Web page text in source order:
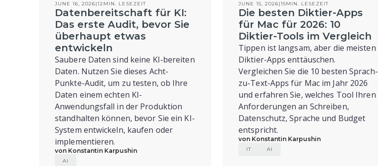
JUNE 16, 2026|12 MIN. LESEZEIT
Datenbereitschaft für KI:
Das erste Audit, bevor Sie
überhaupt etwas
entwickeln
Saubere Daten sind keine KI-bereiten
Daten. Nutzen Sie dieses Acht-
Punkte-Audit, um zu testen, ob Ihre
Daten einem echten KI-
Anwendungsfall in der Produktion
standhalten können, bevor Sie ein KI-
System entwickeln, kaufen oder
implementieren.
von Konstantin Karpushin
AI
JUNE 15, 2026|15MIN. LESEZEIT
Die besten Diktier-Apps
für Mac für 2026: 10
Diktier-Tools im Vergleich
Tippen ist langsam, aber die meisten
Diktier-Apps enttäuschen.
Vergleichen Sie die 10 besten Sprach-
zu-Text-Apps für Mac im Jahr 2026
und erfahren Sie, welches Tool Ihren
Anforderungen an Schreiben,
Datenschutz, Sprache und Budget
entspricht.
von Konstantin Karpushin
IT AI